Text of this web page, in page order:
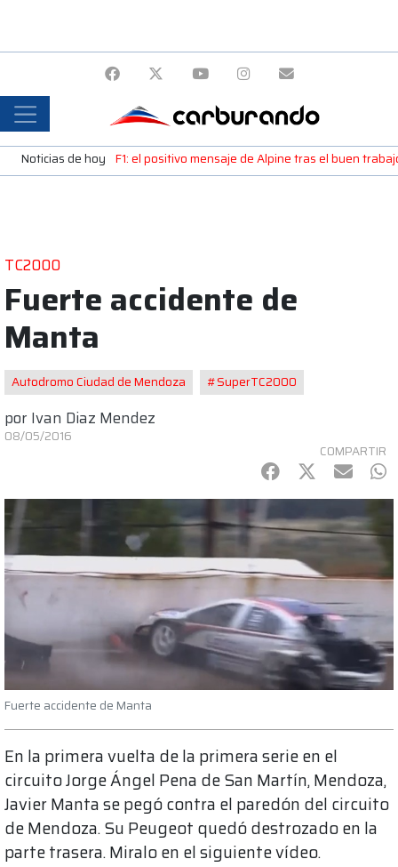
Noticias de hoy F1: el positivo mensaje de Alpine tras el buen
TC2000
Fuerte accidente de
Manta
Autodromo Ciudad de Mendoza #SuperTC2000
por Ivan Diaz Mendez
08/05/2016
COMPARTIR
Facebook
Twitter
mail
Fuerte accidente de Manta
En la primera vuelta de la primera serie en el
circuito Jorge Ángel Pena de San Martín, Mendoza,
Javier Manta se pegó contra el paredón del circuito
de Mendoza. Su Peugeot quedó destrozado en la
parte trasera. Miralo en el siguiente vídeo.